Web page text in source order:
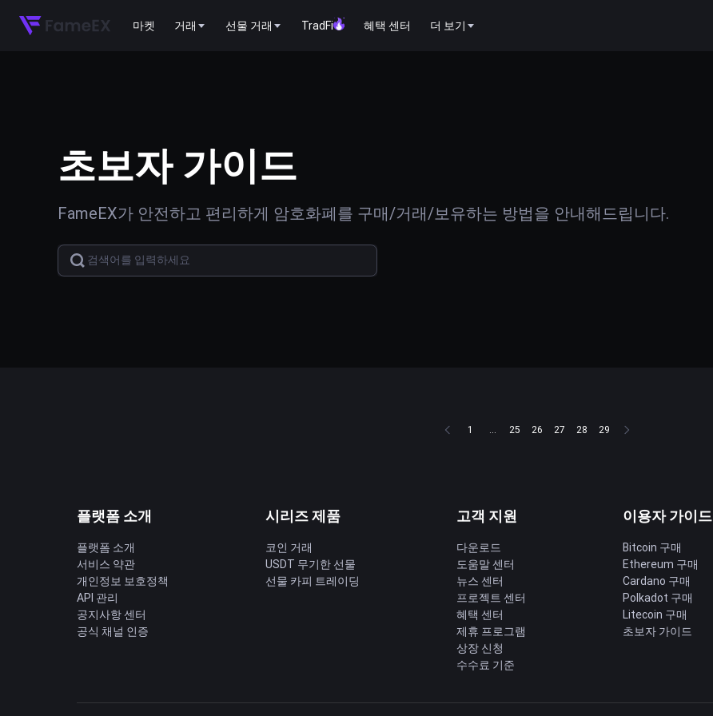
마켓 거래 선물 거래 TradFi 혜택 센터 더 보기
초보자 가이드
FameEX가 안전하고 편리하게 암호화폐를 구매/거래/보유하는 방법을 안내해드립니다.
1 ... 25 26 27 28 29
플랫폼 소개
플랫폼 소개
서비스 약관
개인정보 보호정책
API 관리
공지사항 센터
공식 채널 인증
시리즈 제품
코인 거래
USDT 무기한 선물
선물 카피 트레이딩
고객 지원
다운로드
도움말 센터
뉴스 센터
프로젝트 센터
혜택 센터
제휴 프로그램
상장 신청
수수료 기준
이용자 가이드
Bitcoin 구매
Ethereum 구매
Cardano 구매
Polkadot 구매
Litecoin 구매
초보자 가이드